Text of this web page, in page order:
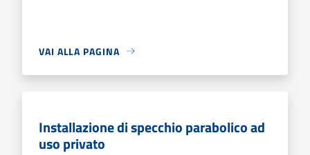
VAI ALLA PAGINA
Installazione di specchio parabolico ad
uso privato